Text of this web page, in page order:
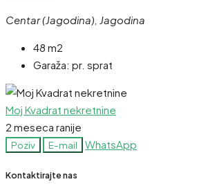
Centar (Jagodina), Jagodina
48 m2
Garaža: pr. sprat
Moj Kvadrat nekretnine
2 meseca ranije
Poziv E-mail WhatsApp
Kontaktirajte nas